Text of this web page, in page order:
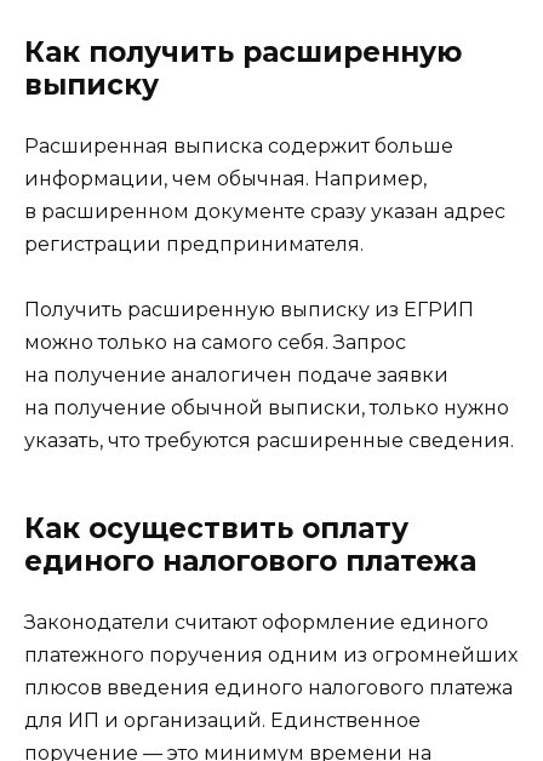
Как получить расширенную
выписку
Расширенная выписка содержит больше
информации, чем обычная. Например,
в расширенном документе сразу указан адрес
регистрации предпринимателя.
Получить расширенную выписку из ЕГРИП
можно только на самого себя. Запрос
на получение аналогичен подаче заявки
на получение обычной выписки, только нужно
указать, что требуются расширенные сведения.
Как осуществить оплату
единого налогового платежа
Законодатели считают оформление единого
платежного поручения одним из огромнейших
плюсов введения единого налогового платежа
для ИП и организаций. Единственное
поручение — это минимум времени на